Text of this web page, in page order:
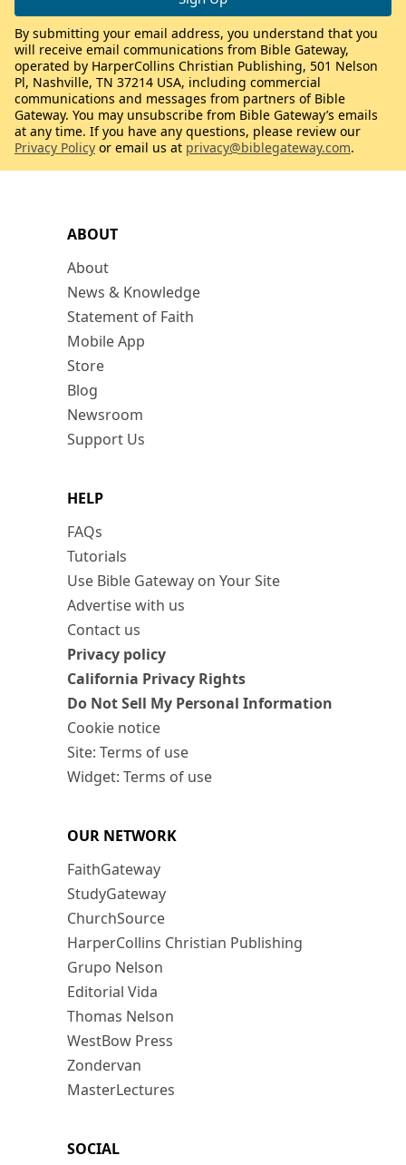
ABOUT
About
News & Knowledge
Statement of Faith
Mobile App
Store
Blog
Newsroom
Support Us
HELP
FAQs
Tutorials
Use Bible Gateway on Your Site
Advertise with us
Contact us
Privacy policy
California Privacy Rights
Do Not Sell My Personal Information
Cookie notice
Site: Terms of use
Widget: Terms of use
OUR NETWORK
FaithGateway
StudyGateway
ChurchSource
HarperCollins Christian Publishing
Grupo Nelson
Editorial Vida
Thomas Nelson
WestBow Press
Zondervan
MasterLectures
SOCIAL
By submitting your email address, you understand that you
will receive email communications from Bible Gateway,
operated by HarperCollins Christian Publishing, 501 Nelson
Pl, Nashville, TN 37214 USA, including commercial
communications and messages from partners of Bible
Gateway. You may unsubscribe from Bible Gateway’s emails
at any time. If you have any questions, please review our
Privacy Policy or email us at privacy@biblegateway.com.